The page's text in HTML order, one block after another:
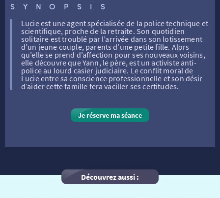
FILMS
RÉTRO VISION
ATELIERS PRATIQUES
LA SÉLECTION DES AMIS DU CINÉMA & LES FILMS
D’ACTUALITÉS
LES DISPOSITIFS NATIONAUX
HISTORIQUE
NOS SALLES
SYNOPSIS
Lucie est une agent spécialisée de la police technique et
scientifique, proche de la retraite. Son quotidien
solitaire est troublé par l’arrivée dans son lotissement
d’un jeune couple, parents d’une petite fille. Alors
qu’elle se prend d’affection pour ses nouveaux voisins,
elle découvre que Yann, le père, est un activiste anti-
police au lourd casier judiciaire. Le conflit moral de
Lucie entre sa conscience professionnelle et son désir
d’aider cette famille fera vaciller ses certitudes.
Je réserve ma séance
Découvrez aussi :